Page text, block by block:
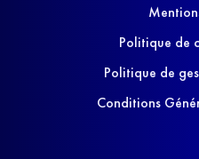
Politique de
Politique de
Conditions